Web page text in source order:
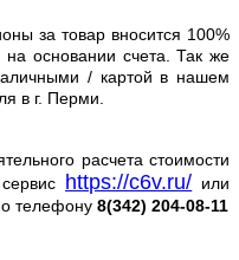
за товар вносится 100%
основании счета. Так же
/ картой в нашем
в г. Перми.
расчета стоимости
https://c6v.ru/ или
телефону 8(342) 204-08-11